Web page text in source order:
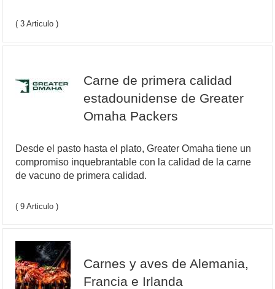
( 3 Articulo )
Carne de primera calidad
estadounidense de Greater
Omaha Packers
Desde el pasto hasta el plato, Greater Omaha tiene un
compromiso inquebrantable con la calidad de la carne
de vacuno de primera calidad.
( 9 Articulo )
Carnes y aves de Alemania,
Francia e Irlanda